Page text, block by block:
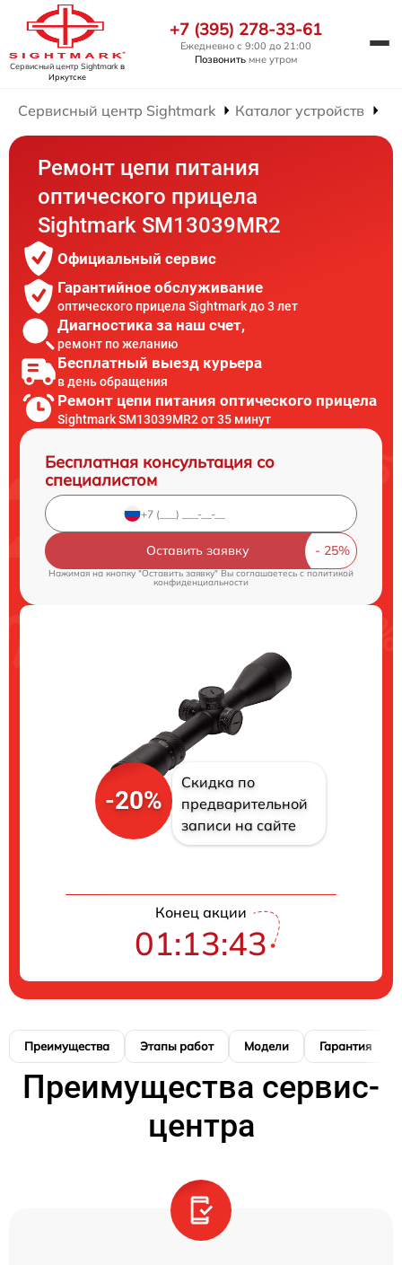
Сервисный центр Sightmarkв
Иркутске
+7 (395) 278-33-61
Ежедневно с 9:00 до 21:00
Позвонить мне утром
Сервисный центр Sightmark Каталог устройств
Ремонт цепи питания
оптического прицела
Sightmark SM13039MR2
Официальный сервис
Гарантийное обслуживание
оптического прицела Sightmark до 3 лет
Диагностика за наш счет,
ремонт по желанию
Бесплатный выезд курьера
в день обращения
Ремонт цепи питания оптического прицела
Sightmark SM13039MR2 от 35 минут
Бесплатная консультация со
специалистом
Оставить заявку
Нажимая на кнопку "Оставить заявку" Вы соглашаетесь cполитикой
конфиденциальности
-20%
Скидка по
предварительной
записи на сайте
Конец акции
01:13:42
Преимущества Этапы работ Модели Гарантия
Преимущества сервис-
центра